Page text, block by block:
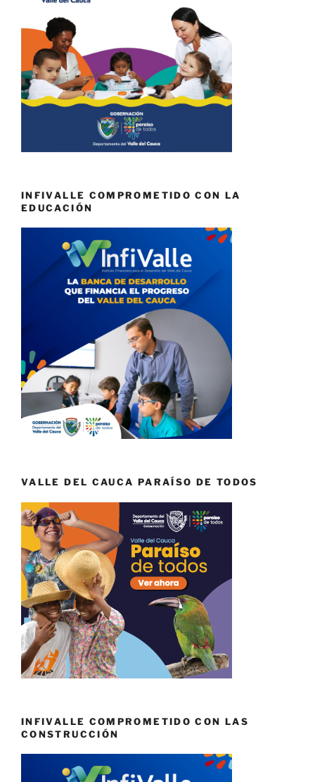
INFIVALLE COMPROMETIDO CON LA
EDUCACIÓN
VALLE DEL CAUCA PARAÍSO DE TODOS
INFIVALLE COMPROMETIDO CON LAS
CONSTRUCCIÓN